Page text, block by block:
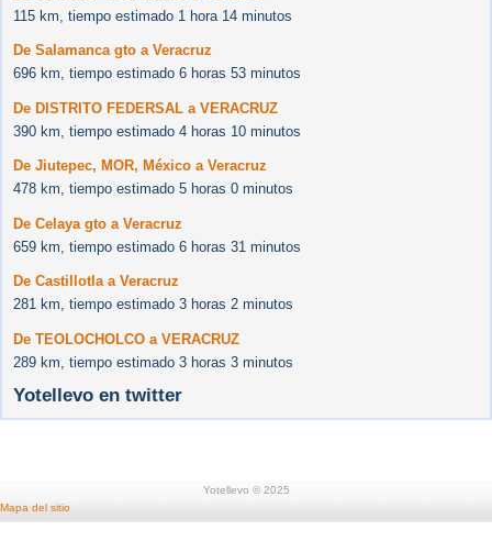
115 km, tiempo estimado 1 hora 14 minutos
De Salamanca gto a Veracruz
696 km, tiempo estimado 6 horas 53 minutos
De DISTRITO FEDERSAL a VERACRUZ
390 km, tiempo estimado 4 horas 10 minutos
De Jiutepec, MOR, México a Veracruz
478 km, tiempo estimado 5 horas 0 minutos
De Celaya gto a Veracruz
659 km, tiempo estimado 6 horas 31 minutos
De Castillotla a Veracruz
281 km, tiempo estimado 3 horas 2 minutos
De TEOLOCHOLCO a VERACRUZ
289 km, tiempo estimado 3 horas 3 minutos
Yotellevo en twitter
Yotellevo © 2025
Mapa del sitio